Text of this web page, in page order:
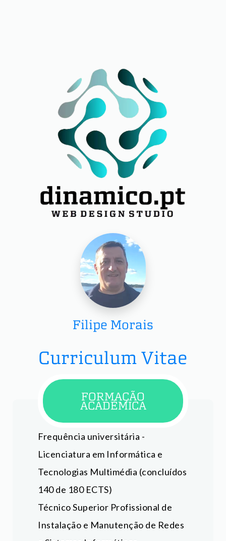
Filipe Morais
Curriculum Vitae
FORMAÇÃO
ACADÉMICA
Frequência universitária -
Licenciatura em Informática e
Tecnologias Multimédia (concluídos
140 de 180 ECTS)
Técnico Superior Profissional de
Instalação e Manutenção de Redes